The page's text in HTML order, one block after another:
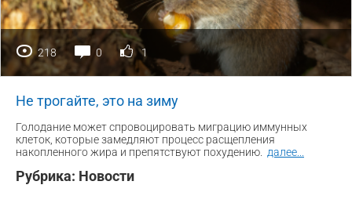
218 0 1
Не трогайте, это на зиму
Голодание может спровоцировать миграцию иммунных
клеток, которые замедляют процесс расщепления
накопленного жира и препятствуют похудению.
далее
Рубрика: Новости